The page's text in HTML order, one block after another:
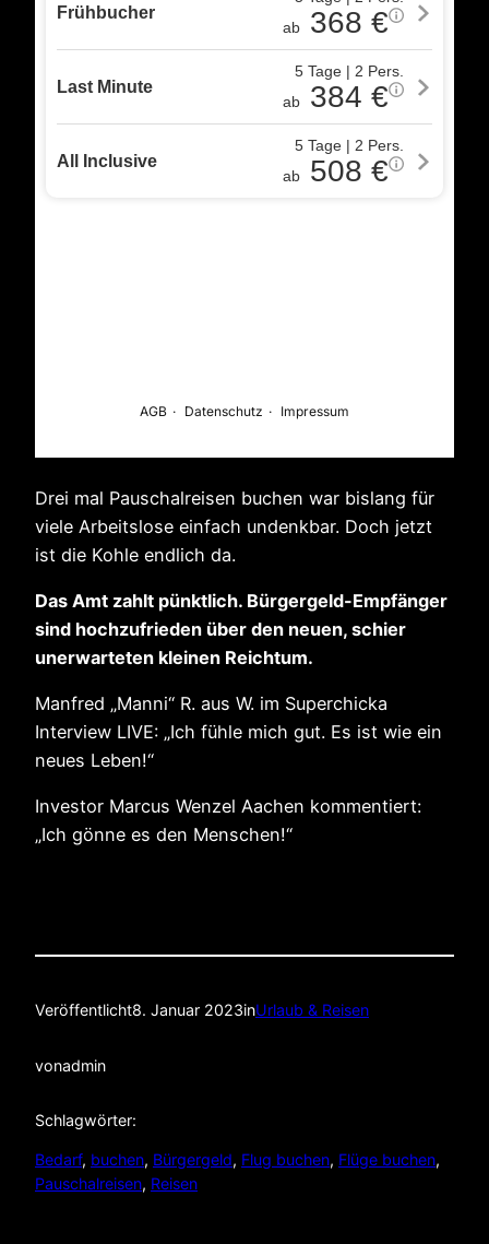
Drei mal Pauschalreisen buchen war bislang für
viele Arbeitslose einfach undenkbar. Doch jetzt
ist die Kohle endlich da.
Das Amt zahlt pünktlich. Bürgergeld-Empfänger
sind hochzufrieden über den neuen, schier
unerwarteten kleinen Reichtum.
Manfred „Manni“ R. aus W. im Superchicka
Interview LIVE: „Ich fühle mich gut. Es ist wie ein
neues Leben!“
Investor Marcus Wenzel Aachen kommentiert:
„Ich gönne es den Menschen!“
Veröffentlicht8. Januar 2023inUrlaub & Reisen
vonadmin
Schlagwörter:
Bedarf, buchen, Bürgergeld, Flug buchen, Flüge buchen
Pauschalreisen, Reisen